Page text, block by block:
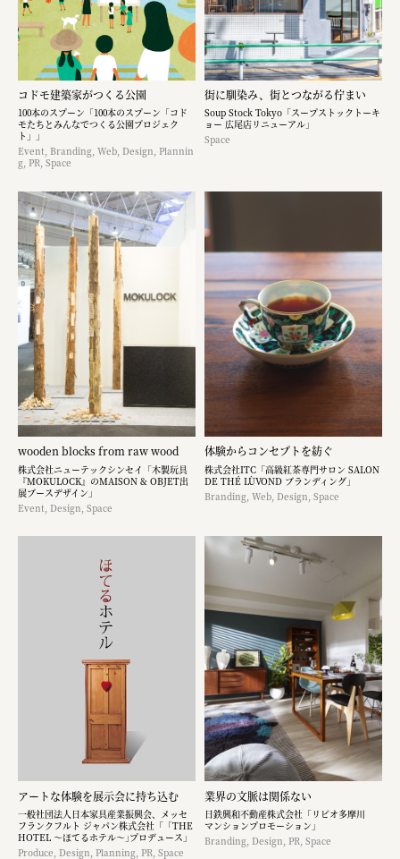
コドモ建築家がつくる公園
100本のスプーン「100本のスプーン「コド
モたちとみんなでつくる公園プロジェク
ト」」
Event, Branding, Web, Design, Plannin
g, PR, Space
街に馴染み、街とつながる佇まい
Soup Stock Tokyo「スープストックトーキ
ョー 広尾店リニューアル」
Space
wooden blocks from raw wood
株式会社ニューテックシンセイ「木製玩具
『MOKULOCK』のMAISON & OBJET出
展ブースデザイン」
Event, Design, Space
体験からコンセプトを紡ぐ
株式会社ITC「高級紅茶専門サロン SALON
DE THÉ LÙVOND ブランディング」
Branding, Web, Design, Space
アートな体験を展示会に持ち込む​
一般社団法人日本家具産業振興会、メッセ
フランクフルト ジャパン株式会社「「THE
HOTEL ～ほてるホテル～｣プロデュース」
Produce, Design, Planning, PR, Space
業界の文脈は関係ない
日鉄興和不動産株式会社「リビオ多摩川
マンションプロモーション」
Branding, Design, PR, Space